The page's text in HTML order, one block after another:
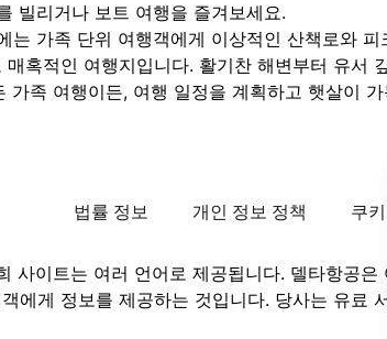
빌리거나 보트 여행을 즐겨보세요.
는 가족 단위 여행객에게 이상적인 산책로와
혹적인 여행지입니다. 활기찬 해변부터 유서
족 여행이든, 여행 일정을 계획하고 햇살이
법률 정보 개인 정보 정책 쿠키
사이트는 여러 언어로 제공됩니다. 델타항공
에게 정보를 제공하는 것입니다. 당사는 유료